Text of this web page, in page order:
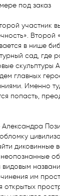
под заказ
участник
Второй
в нише
сад, где
скульптуры
главных
Именно
попасть,
диковинные
им
открытых